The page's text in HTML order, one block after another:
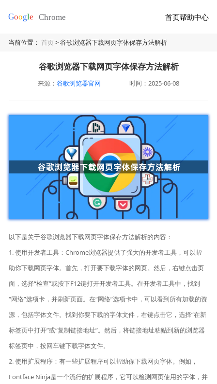
首页帮助中心
当前位置：首页> 谷歌浏览器下载网页字体保存方法解析
谷歌浏览器下载网页字体保存方法解析
来源： 谷歌浏览器官网 时间：2025-06-08
以下是关于谷歌浏览器下载网页字体保存方法解析的内容：
1. 使用开发者工具：Chrome浏览器提供了强大的开发者工具，可以帮
助你下载网页字体。首先，打开要下载字体的网页。然后，右键点击页
面，选择“检查”或按下F12键打开开发者工具。在开发者工具中，找到
“网络”选项卡，并刷新页面。在“网络”选项卡中，可以看到所有加载的资
源，包括字体文件。找到你要下载的字体文件，右键点击它，选择“在新
标签页中打开”或“复制链接地址”。然后，将链接地址粘贴到新的浏览器
标签页中，按回车键下载字体文件。
2. 使用扩展程序：有一些扩展程序可以帮助你下载网页字体。例如，
Fontface Ninja是一个流行的扩展程序，它可以检测网页使用的字体，并